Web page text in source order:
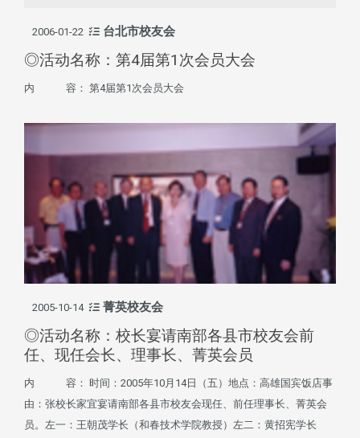
2006-01-22 台北市校友会
◎活动名称：第4届第1次会员大会
内 容： 第4届第1次会员大会
2005-10-14 菁英校友会
◎活动名称：校长宴请南部各县市校友会前
任、现任会长、理事长、菁英会员
内 容： 时间：2005年10月14日（五）地点：高雄国宾饭店事
由：张校长家宜宴请南部各县市校友会现任、前任理事长、菁英会
员。左一：王朝茂学长（和春技术学院教授）左二：黄招宪学长